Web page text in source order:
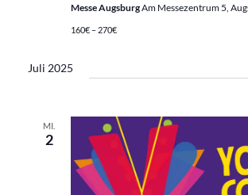
Messe AugsburgAm Messezentrum 5,
160€ – 270€
Juli 2025
MI.
2